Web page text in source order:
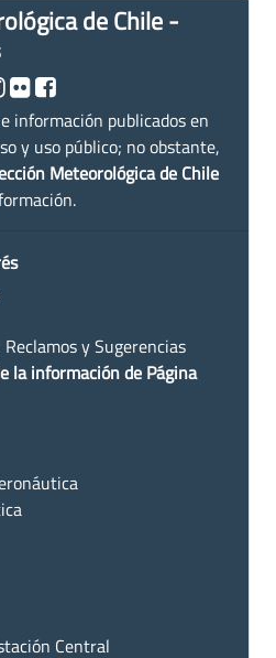
de Chile -
información publicados en
y uso público; no obstante,
Meteorológica de Chile
y Sugerencias
la información de Página
Central